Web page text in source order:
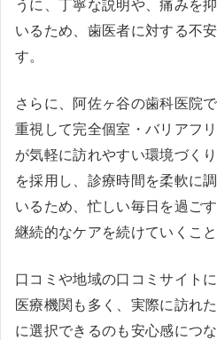
うに、丁寧な説明や、痛みを
いるため、歯医者に対する不
す。
さらに、阿佐ヶ谷の歯科医院
重視して完全個室・バリアフ
が気軽に訪れやすい環境づく
を採用し、診療時間を柔軟に
いるため、忙しい毎日を過ご
継続的なケアを続けていくこと
口コミや地域の口コミサイト
医療機関も多く、実際に訪れ
に選択できるのも安心感につ